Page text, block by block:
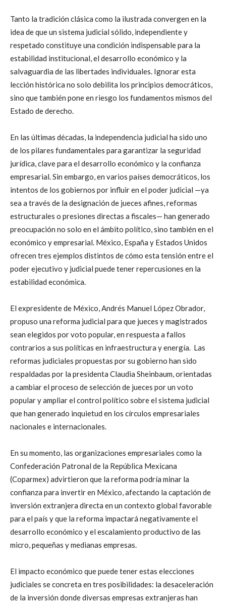
Tanto la tradición clásica como la ilustrada convergen en la
idea de que un sistema judicial sólido, independiente y
respetado constituye una condición indispensable para la
estabilidad institucional, el desarrollo económico y la
salvaguardia de las libertades individuales. Ignorar esta
lección histórica no solo debilita los principios democráticos,
sino que también pone en riesgo los fundamentos mismos del
Estado de derecho.
En las últimas décadas, la independencia judicial ha sido uno
de los pilares fundamentales para garantizar la seguridad
jurídica, clave para el desarrollo económico y la confianza
empresarial. Sin embargo, en varios países democráticos, los
intentos de los gobiernos por influir en el poder judicial —ya
sea a través de la designación de jueces afines, reformas
estructurales o presiones directas a fiscales— han generado
preocupación no solo en el ámbito político, sino también en el
económico y empresarial. México, España y Estados Unidos
ofrecen tres ejemplos distintos de cómo esta tensión entre el
poder ejecutivo y judicial puede tener repercusiones en la
estabilidad económica.
El expresidente de México, Andrés Manuel López Obrador,
propuso una reforma judicial para que jueces y magistrados
sean elegidos por voto popular, en respuesta a fallos
contrarios a sus políticas en infraestructura y energía. Las
reformas judiciales propuestas por su gobierno han sido
respaldadas por la presidenta Claudia Sheinbaum, orientadas
a cambiar el proceso de selección de jueces por un voto
popular y ampliar el control político sobre el sistema judicial
que han generado inquietud en los círculos empresariales
nacionales e internacionales.
En su momento, las organizaciones empresariales como la
Confederación Patronal de la República Mexicana
(Coparmex) advirtieron que la reforma podría minar la
confianza para invertir en México, afectando la captación de
inversión extranjera directa en un contexto global favorable
para el país y que la reforma impactará negativamente el
desarrollo económico y el escalamiento productivo de las
micro, pequeñas y medianas empresas.
El impacto económico que puede tener estas elecciones
judiciales se concreta en tres posibilidades: la desaceleración
de la inversión donde diversas empresas extranjeras han